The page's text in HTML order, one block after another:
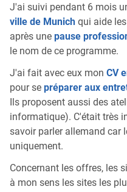
J'ai suivi pendant 6 mois
ville de Munich qui aide
après une pause
le nom de ce programme.
J'ai fait avec eux mon CV
pour se préparer aux
Ils proposent aussi des
informatique). C'était très
savoir parler allemand car
uniquement.
Concernant les offres, les
à mon sens les sites les